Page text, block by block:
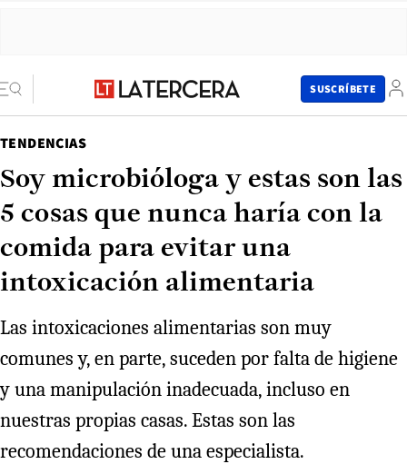
SUSCRÍBETE
TENDENCIAS
Soy microbióloga y estas son las
5 cosas que nunca haría con la
comida para evitar una
intoxicación alimentaria
Las intoxicaciones alimentarias son muy
comunes y, en parte, suceden por falta de higiene
y una manipulación inadecuada, incluso en
nuestras propias casas. Estas son las
recomendaciones de una especialista.